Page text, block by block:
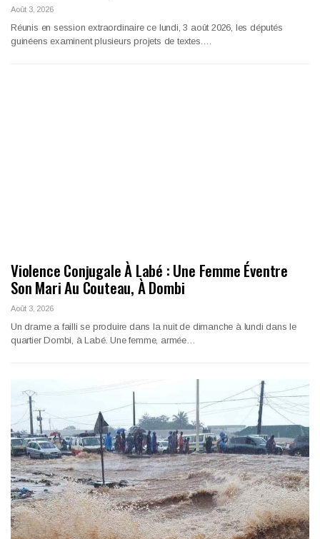
Août 3, 2026
Réunis en session extraordinaire ce lundi, 3 août 2026, les députés
guinéens examinent plusieurs projets de textes.…
Violence Conjugale À Labé : Une Femme Éventre
Son Mari Au Couteau, À Dombi
Août 3, 2026
Un drame a failli se produire dans la nuit de dimanche à lundi dans le
quartier Dombi, à Labé. Une femme, armée…